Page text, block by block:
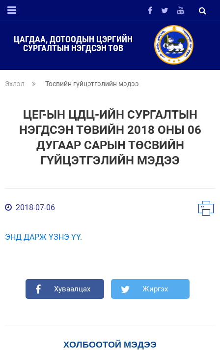
ЦАГДАА, ДОТООДЫН ЦЭРГИЙН
СУРГАЛТЫН НЭГДСЭН ТӨВ
Эхлэл Төсвийн гүйцэтгэлийн мэдээ
ЦЕГ-ЫН ЦДЦ-ИЙН СУРГАЛТЫН
НЭГДСЭН ТӨВИЙН 2018 ОНЫ 06
ДУГААР САРЫН ТӨСВИЙН
ГҮЙЦЭТГЭЛИЙН МЭДЭЭ
2018-07-06
ЭНД ДАРЖ ҮЗНЭ ҮҮ.
Хуваалцах Жиргэх
ХОЛБООТОЙ МЭДЭЭ